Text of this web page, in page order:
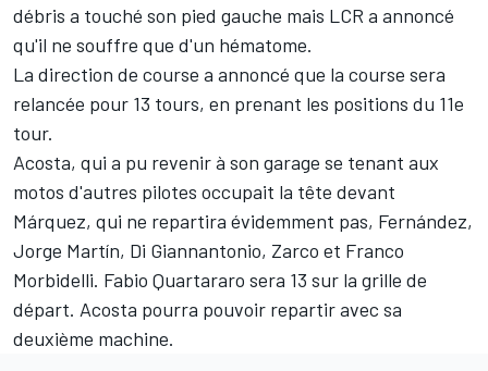
débris a touché son pied gauche mais LCR a annoncé
qu'il ne souffre que d'un hématome.
La direction de course a annoncé que la course sera
relancée pour 13 tours, en prenant les positions du 11e
tour.
Acosta, qui a pu revenir à son garage se tenant aux
motos d'autres pilotes occupait la tête devant
Márquez, qui ne repartira évidemment pas, Fernández,
Jorge Martín, Di Giannantonio, Zarco et Franco
Morbidelli. Fabio Quartararo sera 13 sur la grille de
départ. Acosta pourra pouvoir repartir avec sa
deuxième machine.